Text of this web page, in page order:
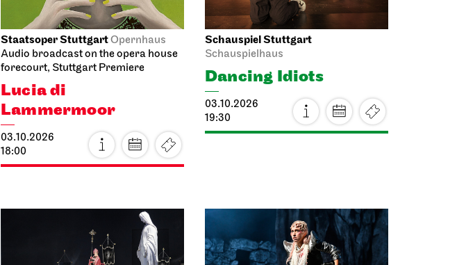
Staatsoper StuttgartOpernhaus
Audio broadcast on the opera house
forecourt, Stuttgart Premiere
Lucia di
Lammermoor
03.10.2026
18:00
Schauspiel Stuttgart
Schauspielhaus
Dancing Idiots
03.10.2026
19:30